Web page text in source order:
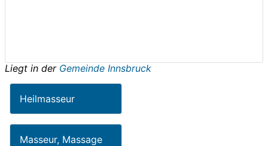
Liegt in der Gemeinde Innsbruck
Heilmasseur
Masseur, Massage